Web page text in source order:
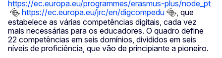
https://ec.europa.eu/programmes/erasmus-plus/node_pt
https://ec.europa.eu/jrc/en/digcompedu
, que
estabelece as várias competências digitais, cada vez
mais necessárias para os educadores. O quadro define
22 competências em seis domínios, divididos em seis
níveis de proficiência, que vão de principiante a pioneiro.